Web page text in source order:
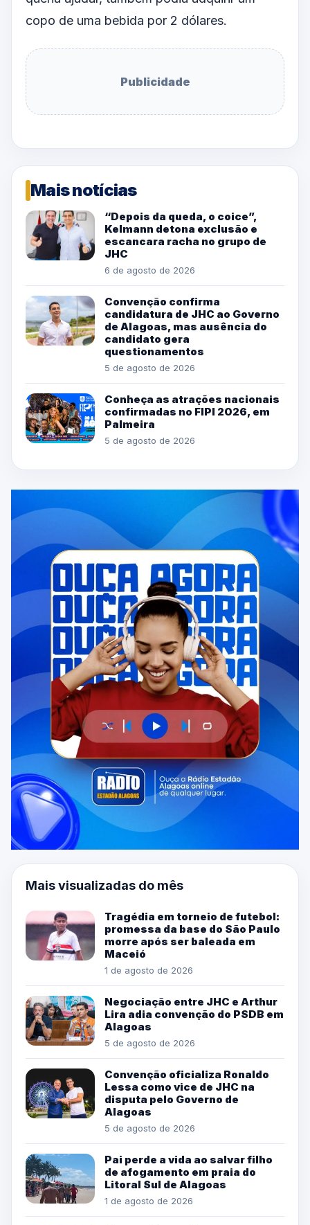
copo de uma bebida por 2 dólares.
Publicidade
Mais notícias
“Depois da queda, o coice”,
Kelmann detona exclusão e
escancara racha no grupo de
JHC
6 de agosto de 2026
Convenção confirma
candidatura de JHC ao Governo
de Alagoas, mas ausência do
candidato gera
questionamentos
5 de agosto de 2026
Conheça as atrações nacionais
confirmadas no FIPI 2026, em
Palmeira
5 de agosto de 2026
Mais visualizadas do mês
Tragédia em torneio de futebol:
promessa da base do São Paulo
morre após ser baleada em
Maceió
1 de agosto de 2026
Negociação entre JHC e Arthur
Lira adia convenção do PSDB em
Alagoas
5 de agosto de 2026
Convenção oficializa Ronaldo
Lessa como vice de JHC na
disputa pelo Governo de
Alagoas
5 de agosto de 2026
Pai perde a vida ao salvar filho
de afogamento em praia do
Litoral Sul de Alagoas
1 de agosto de 2026